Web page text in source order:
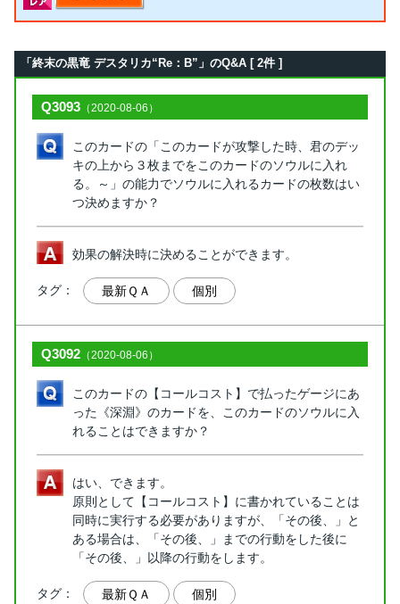
「終末の黒竜 デスタリカ“Re：B”」のQ&A [ 2件 ]
Q3093 （2020-08-06）
このカードの「このカードが攻撃した時、君のデッ
キの上から３枚までをこのカードのソウルに入れ
る。～」の能力でソウルに入れるカードの枚数はい
つ決めますか？
効果の解決時に決めることができます。
タグ： 最新ＱＡ 個別
Q3092 （2020-08-06）
このカードの【コールコスト】で払ったゲージにあ
った《深淵》のカードを、このカードのソウルに入
れることはできますか？
はい、できます。
原則として【コールコスト】に書かれていることは
同時に実行する必要がありますが、「その後、」と
ある場合は、「その後、」までの行動をした後に
「その後、」以降の行動をします。
タグ： 最新ＱＡ 個別